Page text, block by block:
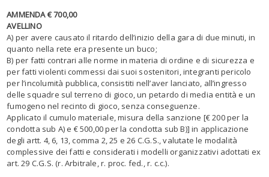
AMMENDA € 700,00
AVELLINO
A) per avere causato il ritardo dell’inizio della gara di due minuti, in
quanto nella rete era presente un buco;
B) per fatti contrari alle norme in materia di ordine e di sicurezza e
per fatti violenti commessi dai suoi sostenitori, integranti pericolo
per l’incolumità pubblica, consistiti nell’aver lanciato, all’ingresso
delle squadre sul terreno di gioco, un petardo di media entità e un
fumogeno nel recinto di gioco, senza conseguenze.
Applicato il cumulo materiale, misura della sanzione [€ 200 per la
condotta sub A) e € 500,00 per la condotta sub B)] in applicazione
degli artt. 4, 6, 13, comma 2, 25 e 26 C.G.S., valutate le modalità
complessive dei fatti e considerati i modelli organizzativi adottati ex
art. 29 C.G.S. (r. Arbitrale, r. proc. fed., r. c.c.).